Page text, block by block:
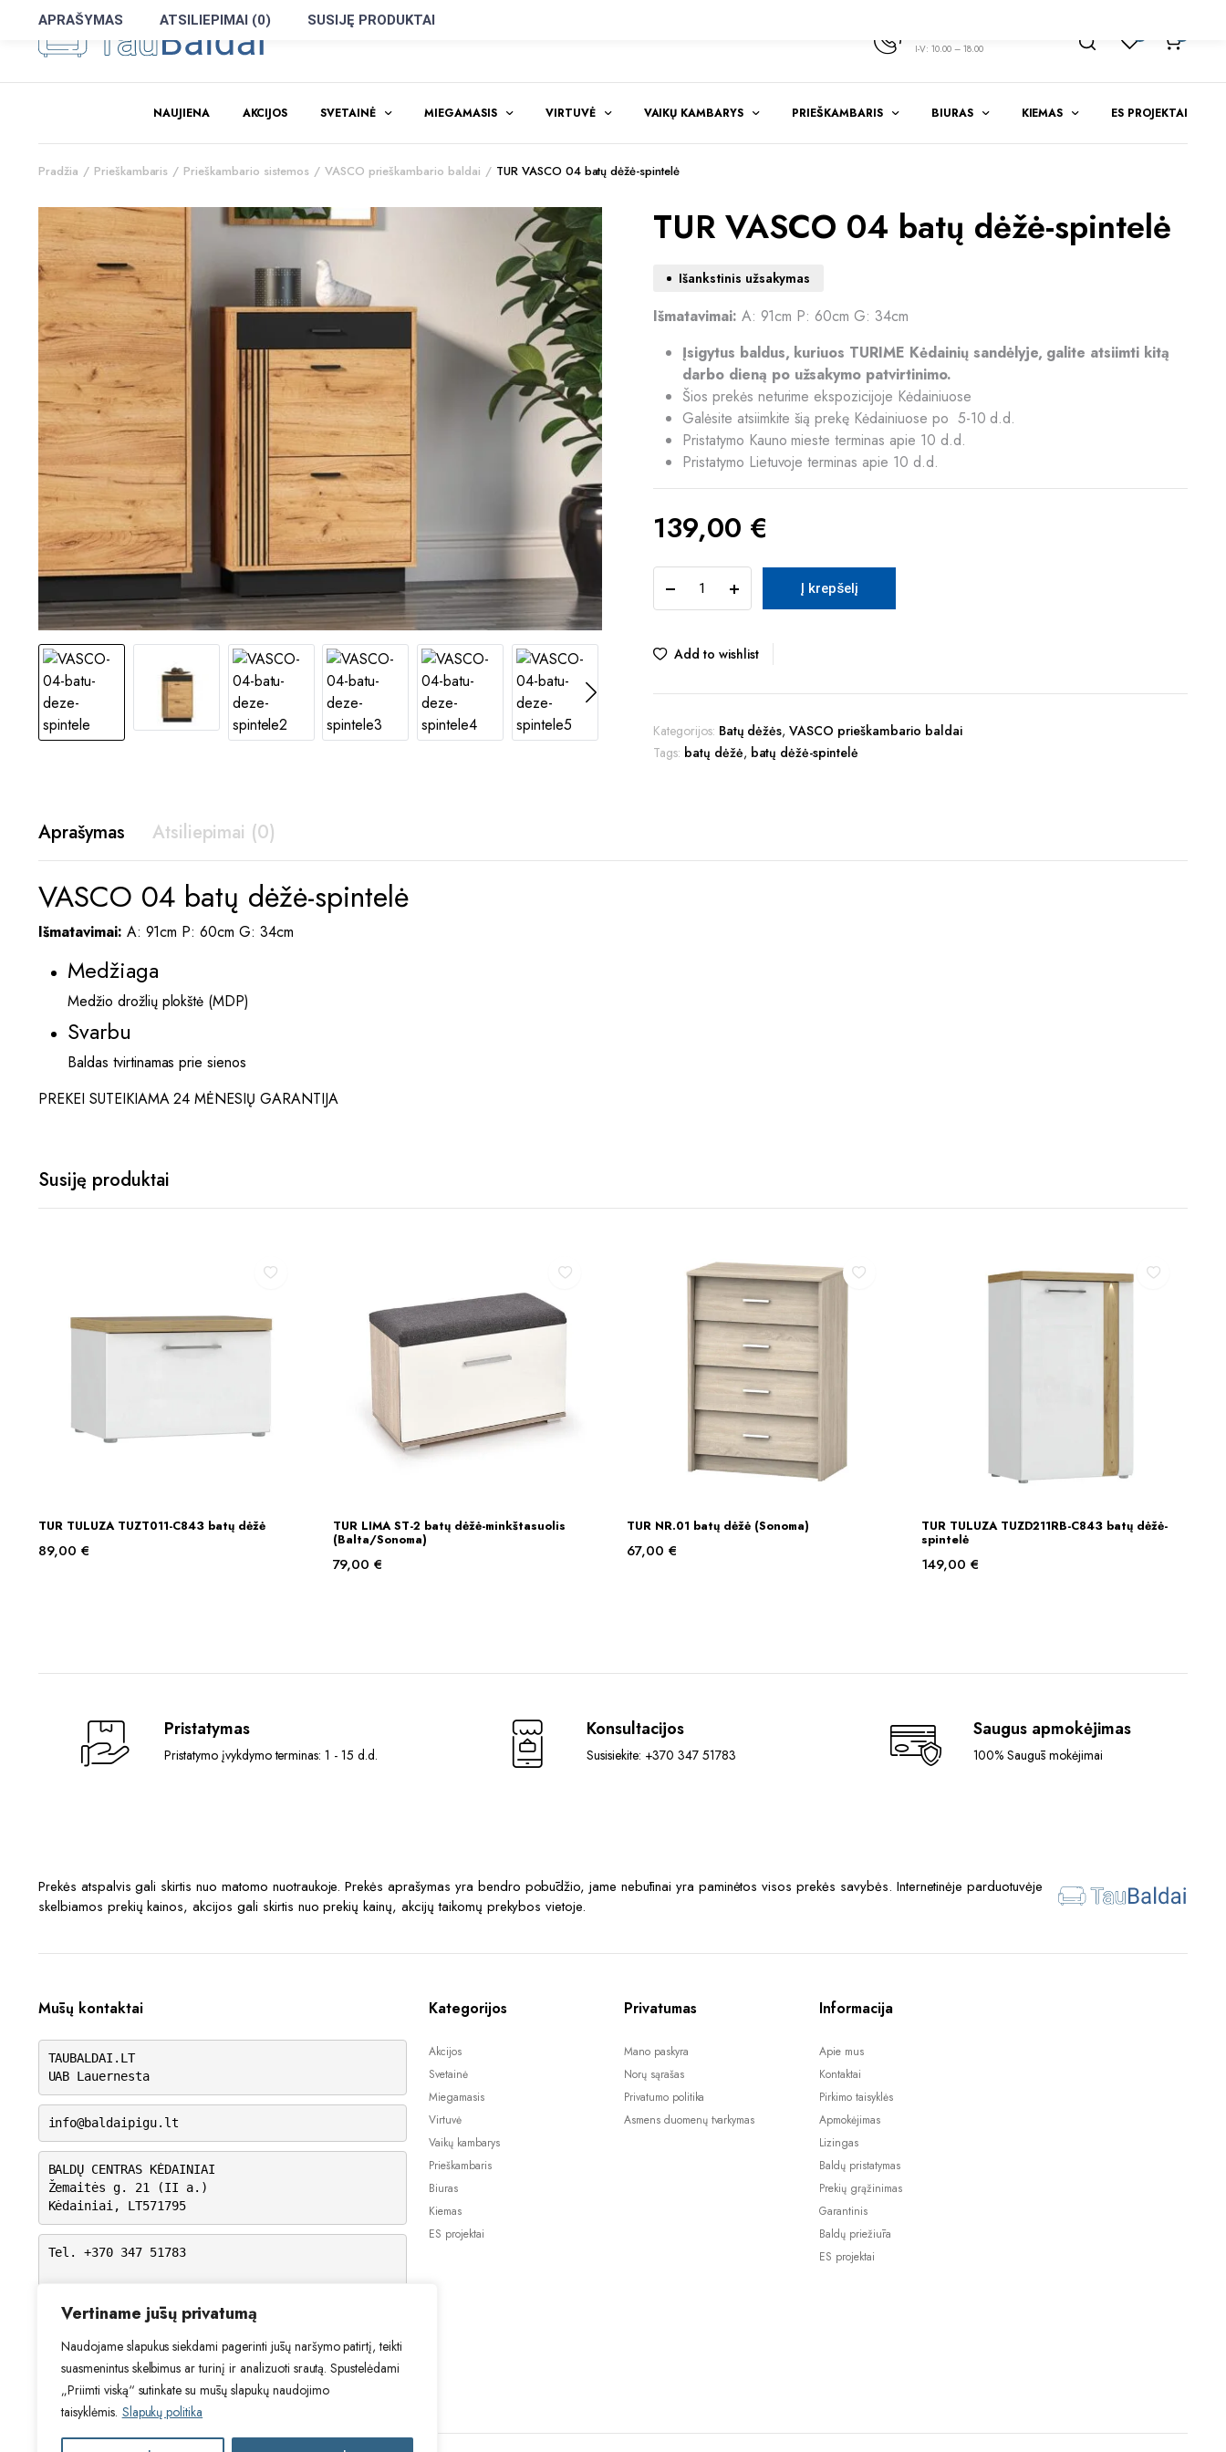
Vertiname jūsų privatumą
Naudojame slapukus siekdami pagerinti jūsų naršymo patirtį, teikti
suasmenintus skelbimus ar turinį ir analizuoti srautą. Spustelėdami
„Priimti viską“ sutinkate su mūsų slapukų naudojimo
taisyklėmis. Slapukų politika
I-V: 10.00 – 18.00
NAUJIENA AKCIJOS SVETAINĖ MIEGAMASIS VIRTUVĖ VAIKŲ KAMBARYS PRIEŠKAMBARIS BIURAS KIEMAS ES PROJEKTAI
Pradžia Prieškambaris Prieškambario sistemos VASCO prieškambario baldai TUR VASCO 04 batų dėžė-spintelė
TUR VASCO 04 batų dėžė-spintelė
Išankstinis užsakymas
Išmatavimai: A: 91cm P: 60cm G: 34cm
Įsigytus baldus, kuriuos TURIME Kėdainių sandėlyje, galite atsiimti kitą
darbo dieną po užsakymo patvirtinimo.
Šios prekės neturime ekspozicijoje Kėdainiuose
Galėsite atsiimkite šią prekę Kėdainiuose po 5-10 d.d.
Pristatymo Kauno mieste terminas apie 10 d.d.
Pristatymo Lietuvoje terminas apie 10 d.d.
139,00 €
VASCO
04
dėžė-
quantity
Į krepšelį
Add to wishlist
Kategorijos: Batų dėžės,VASCO prieškambario baldai
Tags: batų dėžė, batų dėžė-spintelė
Aprašymas Atsiliepimai (0)
VASCO 04 batų dėžė-spintelė
Išmatavimai: A: 91cm P: 60cm G: 34cm
Medžiaga
Medžio drožlių plokštė (MDP)
Svarbu
Baldas tvirtinamas prie sienos
PREKEI SUTEIKIAMA 24 MĖNESIŲ GARANTIJA
Susiję produktai
Į KREPŠELĮ
TUR TULUZA TUZT011-C843 batų dėžė
89,00 €
Į KREPŠELĮ
TUR LIMA ST-2 batų dėžė-minkštasuolis
(Balta/Sonoma)
79,00€
Į KREPŠELĮ
TUR NR.01 batų dėžė (Sonoma)
67,00 €
Į KREPŠELĮ
TUR TULUZA TUZD211RB-C843 batų dėžė-
spintelė
149,00€
APRAŠYMAS ATSILIEPIMAI (0) SUSIJĘ PRODUKTAI
Pristatymas
Pristatymo įvykdymo terminas: 1 - 15 d.d.
Konsultacijos
Susisiekite: +370 347 51783
Saugus apmokėjimas
100% Saugūs mokėjimai
Prekės atspalvis gali skirtis nuo matomo nuotraukoje. Prekės aprašymas yra bendro pobūdžio, jame nebūtinai yra paminėtos visos prekės savybės. Internetinėje parduotuvėje
skelbiamos prekių kainos, akcijos gali skirtis nuo prekių kainų, akcijų taikomų prekybos vietoje.
Mūsų kontaktai
TAUBALDAI.LT
UAB Lauernesta
info@baldaipigu.lt
BALDŲ CENTRAS KĖDAINIAI
Žemaitės g. 21 (II a.)
Kėdainiai, LT571795
Tel. +370 347 51783
VI: 9.00 – 15.00
VII: Nedirbame
Kategorijos
Akcijos
Svetainė
Miegamasis
Virtuvė
Vaikų kambarys
Prieškambaris
Biuras
Kiemas
ES projektai
Privatumas
Mano paskyra
Norų sąrašas
Privatumo politika
Asmens duomenų tvarkymas
Informacija
Apie mus
Kontaktai
Pirkimo taisyklės
Apmokėjimas
Lizingas
Baldų pristatymas
Prekių grąžinimas
Garantinis
Baldų priežiūra
ES projektai